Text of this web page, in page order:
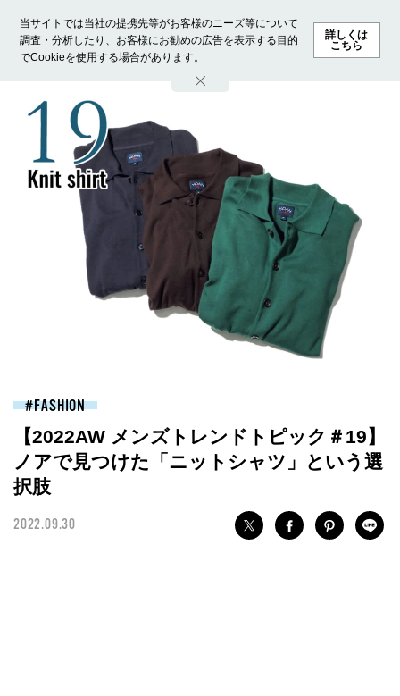
当サイトでは当社の提携先等がお客様のニーズ等について
調査・分析したり、お客様にお勧めの広告を表示する目的
でCookieを使用する場合があります。
詳しくは
こちら
ホーム モデル募集 ランキング ファッション ビューテ
FASHION
【2022AW メンズトレンドトピック＃19】
ノアで見つけた「ニットシャツ」という選
択肢
2022.09.30